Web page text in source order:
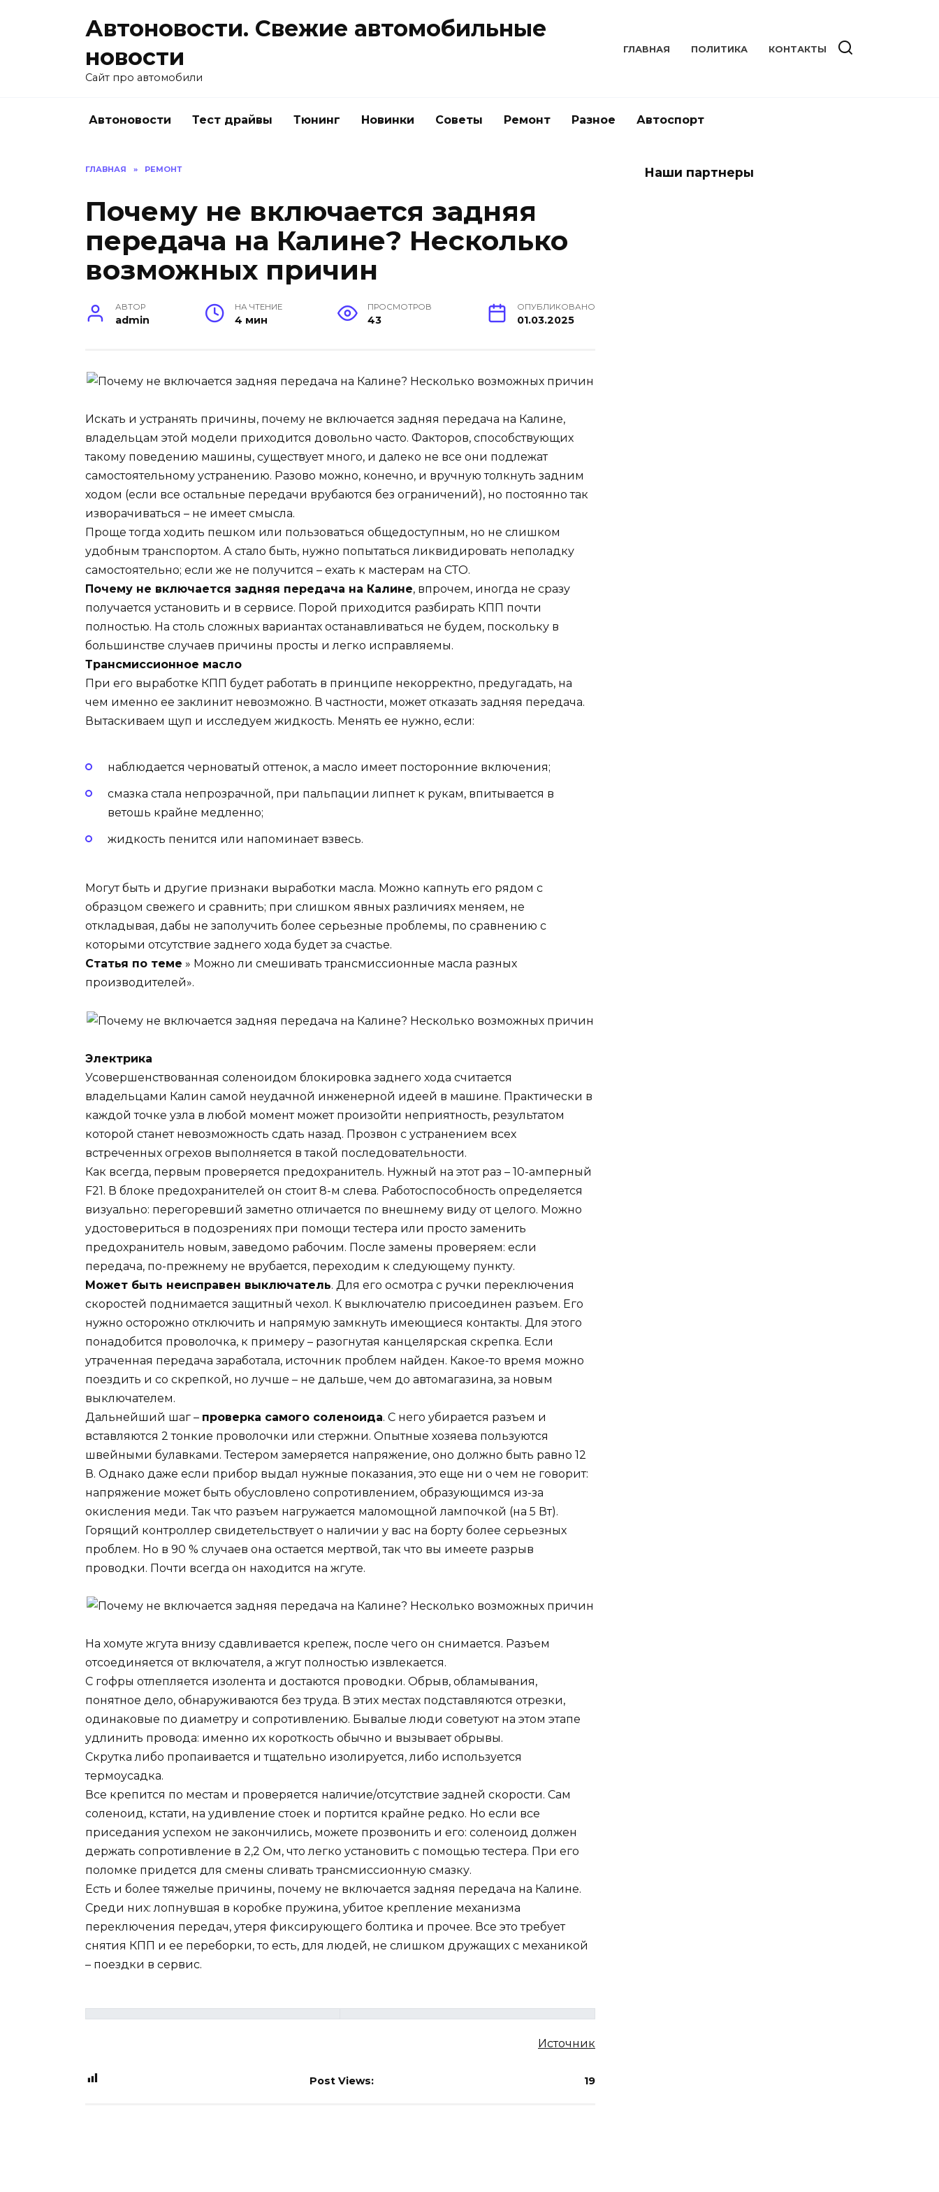
Автоновости. Свежие автомобильные
новости
Сайт про автомобили
ГЛАВНАЯ ПОЛИТИКА КОНТАКТЫ
Автоновости Тест драйвы Тюнинг Новинки Советы Ремонт Разное Автоспорт
ГЛАВНАЯ » РЕМОНТ
Почему не включается задняя
передача на Калине? Несколько
возможных причин
АВТОР
admin
НА ЧТЕНИЕ
4 мин
ПРОСМОТРОВ
43
ОПУБЛИКОВАНО
01.03.2025
Искать и устранять причины, почему не включается задняя передача на Калине,
владельцам этой модели приходится довольно часто. Факторов, способствующих
такому поведению машины, существует много, и далеко не все они подлежат
самостоятельному устранению. Разово можно, конечно, и вручную толкнуть задним
ходом (если все остальные передачи врубаются без ограничений), но постоянно так
изворачиваться – не имеет смысла.
Проще тогда ходить пешком или пользоваться общедоступным, но не слишком
удобным транспортом. А стало быть, нужно попытаться ликвидировать неполадку
самостоятельно; если же не получится – ехать к мастерам на СТО.
Почему не включается задняя передача на Калине, впрочем, иногда не сразу
получается установить и в сервисе. Порой приходится разбирать КПП почти
полностью. На столь сложных вариантах останавливаться не будем, поскольку в
большинстве случаев причины просты и легко исправляемы.
Трансмиссионное масло
При его выработке КПП будет работать в принципе некорректно, предугадать, на
чем именно ее заклинит невозможно. В частности, может отказать задняя передача.
Вытаскиваем щуп и исследуем жидкость. Менять ее нужно, если:
наблюдается черноватый оттенок, а масло имеет посторонние включения;
смазка стала непрозрачной, при пальпации липнет к рукам, впитывается в
ветошь крайне медленно;
жидкость пенится или напоминает взвесь.
Могут быть и другие признаки выработки масла. Можно капнуть его рядом с
образцом свежего и сравнить; при слишком явных различиях меняем, не
откладывая, дабы не заполучить более серьезные проблемы, по сравнению с
которыми отсутствие заднего хода будет за счастье.
Статья по теме » Можно ли смешивать трансмиссионные масла разных
производителей».
Электрика
Усовершенствованная соленоидом блокировка заднего хода считается
владельцами Калин самой неудачной инженерной идеей в машине. Практически в
каждой точке узла в любой момент может произойти неприятность, результатом
которой станет невозможность сдать назад. Прозвон с устранением всех
встреченных огрехов выполняется в такой последовательности.
Как всегда, первым проверяется предохранитель. Нужный на этот раз – 10-амперный
F21. В блоке предохранителей он стоит 8-м слева. Работоспособность определяется
визуально: перегоревший заметно отличается по внешнему виду от целого. Можно
удостовериться в подозрениях при помощи тестера или просто заменить
предохранитель новым, заведомо рабочим. После замены проверяем: если
передача, по-прежнему не врубается, переходим к следующему пункту.
Может быть неисправен выключатель. Для его осмотра с ручки переключения
скоростей поднимается защитный чехол. К выключателю присоединен разъем. Его
нужно осторожно отключить и напрямую замкнуть имеющиеся контакты. Для этого
понадобится проволочка, к примеру – разогнутая канцелярская скрепка. Если
утраченная передача заработала, источник проблем найден. Какое-то время можно
поездить и со скрепкой, но лучше – не дальше, чем до автомагазина, за новым
выключателем.
Дальнейший шаг – проверка самого соленоида. С него убирается разъем и
вставляются 2 тонкие проволочки или стержни. Опытные хозяева пользуются
швейными булавками. Тестером замеряется напряжение, оно должно быть равно 12
В. Однако даже если прибор выдал нужные показания, это еще ни о чем не говорит:
напряжение может быть обусловлено сопротивлением, образующимся из-за
окисления меди. Так что разъем нагружается маломощной лампочкой (на 5 Вт).
Горящий контроллер свидетельствует о наличии у вас на борту более серьезных
проблем. Но в 90 % случаев она остается мертвой, так что вы имеете разрыв
проводки. Почти всегда он находится на жгуте.
На хомуте жгута внизу сдавливается крепеж, после чего он снимается. Разъем
отсоединяется от включателя, а жгут полностью извлекается.
С гофры отлепляется изолента и достаются проводки. Обрыв, обламывания,
понятное дело, обнаруживаются без труда. В этих местах подставляются отрезки,
одинаковые по диаметру и сопротивлению. Бывалые люди советуют на этом этапе
удлинить провода: именно их короткость обычно и вызывает обрывы.
Скрутка либо пропаивается и тщательно изолируется, либо используется
термоусадка.
Все крепится по местам и проверяется наличие/отсутствие задней скорости. Сам
соленоид, кстати, на удивление стоек и портится крайне редко. Но если все
приседания успехом не закончились, можете прозвонить и его: соленоид должен
держать сопротивление в 2,2 Ом, что легко установить с помощью тестера. При его
поломке придется для смены сливать трансмиссионную смазку.
Есть и более тяжелые причины, почему не включается задняя передача на Калине.
Среди них: лопнувшая в коробке пружина, убитое крепление механизма
переключения передач, утеря фиксирующего болтика и прочее. Все это требует
снятия КПП и ее переборки, то есть, для людей, не слишком дружащих с механикой
– поездки в сервис.
Источник
Post Views: 19
Наши партнеры